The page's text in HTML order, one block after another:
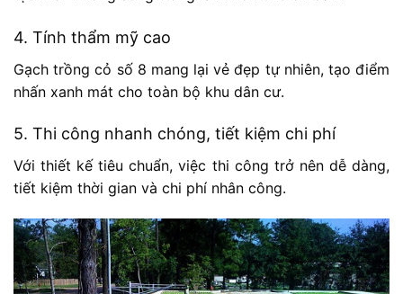
4. Tính thẩm mỹ cao
Gạch trồng cỏ số 8 mang lại vẻ đẹp tự nhiên, tạo điểm
nhấn xanh mát cho toàn bộ khu dân cư.
5. Thi công nhanh chóng, tiết kiệm chi phí
Với thiết kế tiêu chuẩn, việc thi công trở nên dễ dàng,
tiết kiệm thời gian và chi phí nhân công.